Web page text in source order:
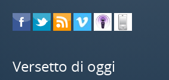
Versetto di oggi